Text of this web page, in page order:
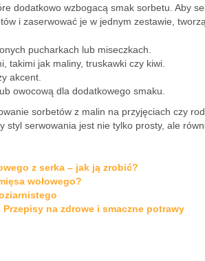
dodatkowo wzbogacą smak sorbetu. Aby
i zaserwować je w jednym zestawie,
pucharkach lub miseczkach.
takimi jak maliny, truskawki czy kiwi.
akcent.
owocową dla dodatkowego smaku.
sorbetów z malin na przyjęciach czy
styl serwowania jest nie tylko prosty, ale
z serka – jak ją zrobić?
wołowego?
na zdrowe i smaczne potrawy